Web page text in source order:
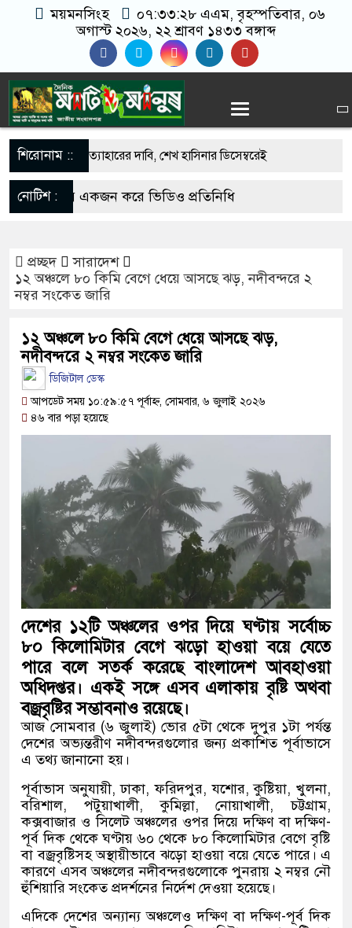
ময়মনসিংহ ০৭:৩৩:২৯ এএম, বৃহস্পতিবার, ০৬
অগাস্ট ২০২৬, ২২ শ্রাবণ ১৪৩৩ বঙ্গাব্দ
শিরোনাম ::
নিষেধাজ্ঞা প্রত্যাহারের দাবি, শেখ হাসিনার ডিসেম্বরেই
একমাত্র সড়ক বিধ্বস্ত: যোগাযোগ বিচ্ছিন্ন,
মানুষ
কারাদণ্ড ও অর্থদণ্ড
আমলে এক তৃতীয়াংশ অর্থ লোপাট হওয়ায় ২ কোটি
করতে দেশের বিরুদ্ধে একটি দল চক্রান্ত করছে
ফের বড় ধাক্কা: এক লাফে অনেকটা বাড়ল স্বর্ণের দাম
শুরু: হাছান-নওফেলসহ ২২ আসামির বিরুদ্ধে সাক্ষ্যগ্রহণ
অভিযান: বারিধারা ডিওএইচএস থেকে যেভাবে গ্রেপ্তার
দীপু মনি
নোটিশ :
উপজেলায় একজন করে ভিডিও প্রতিনিধি
Mobile No- 017-
03300539.
প্রচ্ছদ
সারাদেশ
১২ অঞ্চলে ৮০ কিমি বেগে ধেয়ে আসছে ঝড়, নদীবন্দরে ২
নম্বর সংকেত জারি
১২ অঞ্চলে ৮০ কিমি বেগে ধেয়ে আসছে ঝড়,
নদীবন্দরে ২ নম্বর সংকেত জারি
ডিজিটাল ডেস্ক
আপডেট সময় ১০:৫৯:৫৭ পূর্বাহ্ন, সোমবার, ৬ জুলাই ২০২৬
৪৬ বার পড়া হয়েছে
দেশের ১২টি অঞ্চলের ওপর দিয়ে ঘণ্টায় সর্বোচ্চ
৮০ কিলোমিটার বেগে ঝড়ো হাওয়া বয়ে যেতে
পারে বলে সতর্ক করেছে বাংলাদেশ আবহাওয়া
অধিদপ্তর। একই সঙ্গে এসব এলাকায় বৃষ্টি অথবা
বজ্রবৃষ্টির সম্ভাবনাও রয়েছে।
আজ সোমবার (৬ জুলাই) ভোর ৫টা থেকে দুপুর ১টা পর্যন্ত
দেশের অভ্যন্তরীণ নদীবন্দরগুলোর জন্য প্রকাশিত পূর্বাভাসে
এ তথ্য জানানো হয়।
পূর্বাভাস অনুযায়ী, ঢাকা, ফরিদপুর, যশোর, কুষ্টিয়া, খুলনা,
বরিশাল, পটুয়াখালী, কুমিল্লা, নোয়াখালী, চট্টগ্রাম,
কক্সবাজার ও সিলেট অঞ্চলের ওপর দিয়ে দক্ষিণ বা দক্ষিণ-
পূর্ব দিক থেকে ঘণ্টায় ৬০ থেকে ৮০ কিলোমিটার বেগে বৃষ্টি
বা বজ্রবৃষ্টিসহ অস্থায়ীভাবে ঝড়ো হাওয়া বয়ে যেতে পারে। এ
কারণে এসব অঞ্চলের নদীবন্দরগুলোকে পুনরায় ২ নম্বর নৌ
হুঁশিয়ারি সংকেত প্রদর্শনের নির্দেশ দেওয়া হয়েছে।
এদিকে দেশের অন্যান্য অঞ্চলেও দক্ষিণ বা দক্ষিণ-পূর্ব দিক